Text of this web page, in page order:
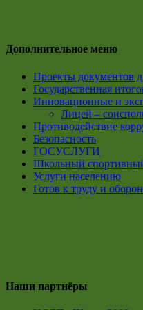
Дополнительное меню
Проекты документов
Государственная
Инновационные и
Лицей –
Противодействие
Безопасность
ГОСУСЛУГИ
Школьный
Услуги населению
Готов к труду и
Наши партнёры